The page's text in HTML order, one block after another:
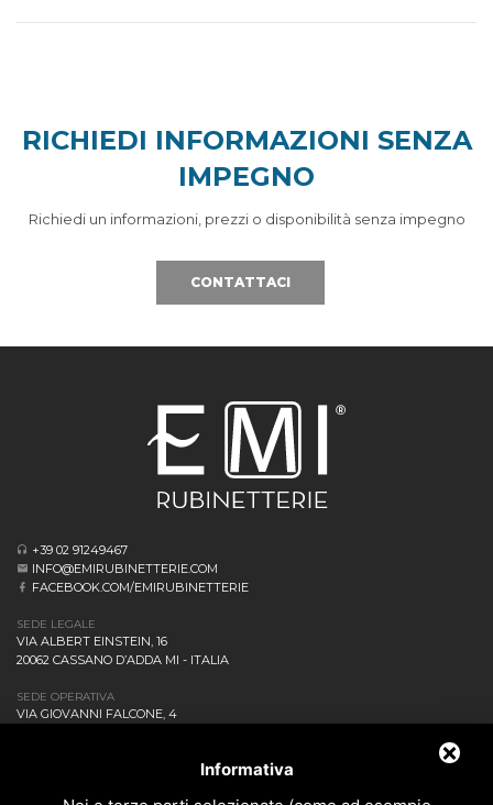
RICHIEDI INFORMAZIONI SENZA
IMPEGNO
Richiedi un informazioni, prezzi o disponibilità senza impegno
CONTATTACI
+39 02 91249467
INFO@EMIRUBINETTERIE.COM
FACEBOOK.COM/EMIRUBINETTERIE
SEDE LEGALE
VIA ALBERT EINSTEIN, 16
20062 CASSANO D’ADDA MI - ITALIA
SEDE OPERATIVA
VIA GIOVANNI FALCONE, 4
DOWNLOAD
Informativa